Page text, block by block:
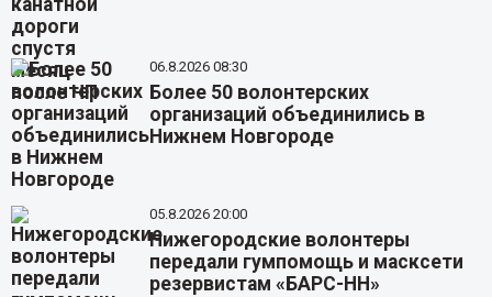
06.8.2026 08:30
Более 50 волонтерских
организаций объединились в
Нижнем Новгороде
05.8.2026 20:00
Нижегородские волонтеры
передали гумпомощь и масксети
резервистам «БАРС-НН»